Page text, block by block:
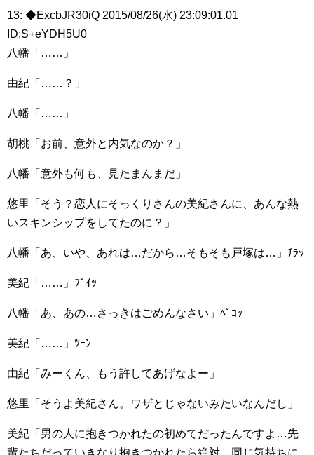
13: ◆ExcbJR30iQ 2015/08/26(水) 23:09:01.01
ID:S+eYDH5U0
八幡「……」
由紀「……？」
八幡「……」
胡桃「お前、意外と内気なのか？」
八幡「意外も何も、見たまんまだ」
悠里「そう？恋人にそっくりさんの美紀さんに、あんな熱
いスキンシップをしてたのに？」
八幡「あ、いや、あれは…だから…そもそも戸塚は…」ﾁﾗｯ
美紀「……」ﾌﾟｲｯ
八幡「あ、あの…さっきはごめんなさい」ﾍﾟｺｯ
美紀「……」ﾂｰﾝ
由紀「みーくん、もう許してあげなよー」
悠里「そうよ美紀さん。ワザとじゃないみたいなんだし」
美紀「男の人に抱きつかれたの初めてだったんですよ…先
輩たちだっていきなり抱きつかれたら絶対、同じ気持ちに